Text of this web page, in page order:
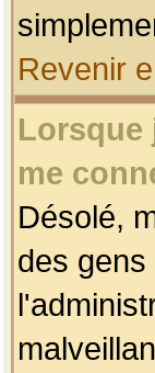
Revenir
Lorsque
me
Désolé,
des